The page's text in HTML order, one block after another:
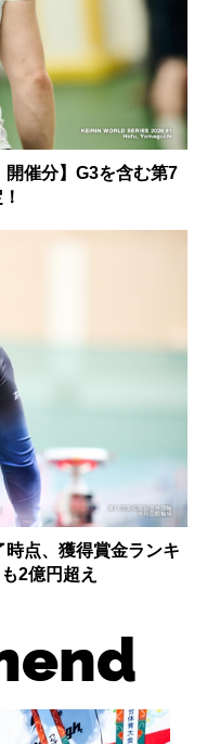
開催分】G3を含む第7
時点、獲得賞金ランキ
2億円超え